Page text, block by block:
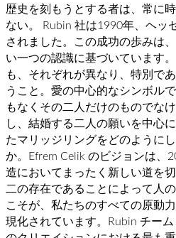
歴史を刻もうとする者は、常に
ない。 Rubin 社は1990年、ヘッ
されました。この成功の歩みは
い一つの認識に基づいています
も、それぞれが異なり、特別で
うこと。愛の中心的なシンボル
もなくその二人だけのものでな
し、結婚する二人の願いを中心
たマリッジリングをどのように
か。Efrem Celik のビジョンは、
造においてまったく新しい道を
二の存在であることによって人
こそが、私たちのすべての原動
現化されています。Rubin チー